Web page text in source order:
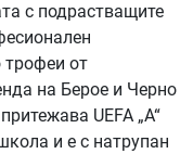
с подрастващите
трофеи от
на Берое и Черно
UEFA „A“
и е с натрупан